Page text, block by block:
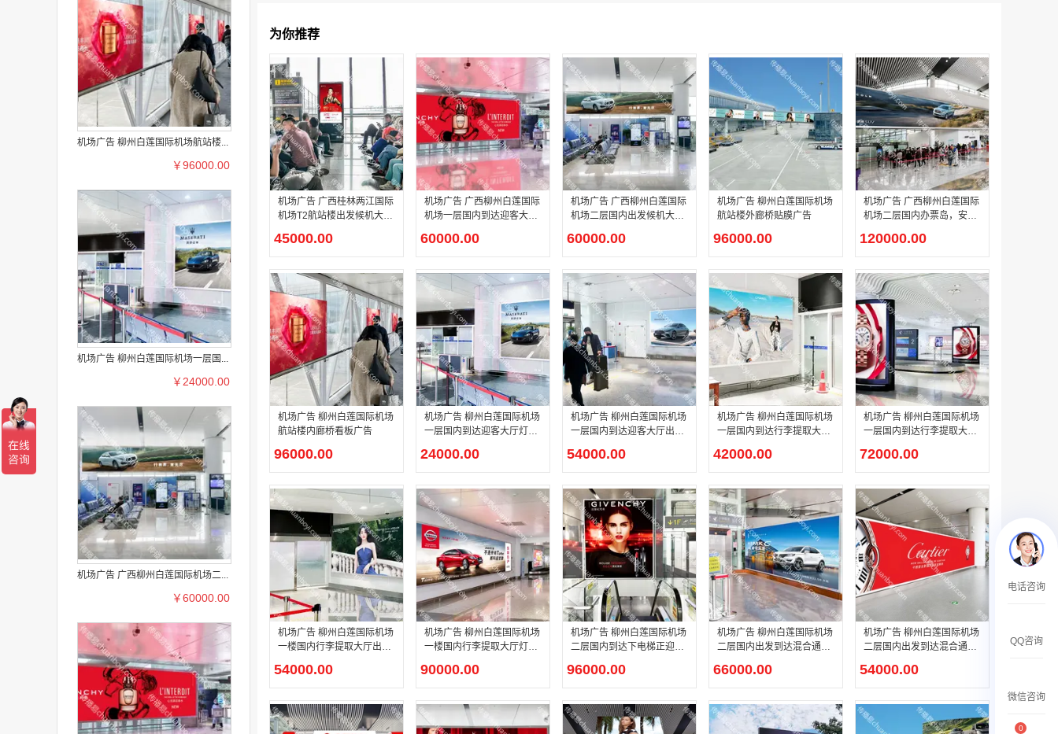
腾讯体育客户端闪屏广告_刊例价3折非赛季（8月9日-9月30日）
￥212.00
成都春熙路银石广场场地广告位
￥308000.00
腾讯视频APP开屏广告_刊例价5折
￥2359500.00
腾讯新闻APP开屏广告_刊例价25折
￥1590000.00
机场广告 柳州白莲国际机场航站楼...
￥96000.00
机场广告 柳州白莲国际机场一层国...
￥24000.00
机场广告 广西柳州白莲国际机场二...
￥60000.00
为你推荐
机场广告 广西桂林两江国际
机场T2航站楼出发候机大厅
45000.00
机场广告 广西柳州白莲国际
机场一层国内到达迎客大厅
60000.00
机场广告 广西柳州白莲国际
机场二层国内出发候机大厅
60000.00
机场广告 柳州白莲国际机场
航站楼外廊桥贴膜广告
96000.00
机场广告 广西柳州白莲国际
机场二层国内办票岛，安检
120000.00
机场广告 柳州白莲国际机场
航站楼内廊桥看板广告
96000.00
机场广告 柳州白莲国际机场
一层国内到达迎客大厅灯箱
24000.00
机场广告 柳州白莲国际机场
一层国内到达迎客大厅出口
54000.00
机场广告 柳州白莲国际机场
一层国内到达行李提取大厅
42000.00
机场广告 柳州白莲国际机场
一层国内到达行李提取大厅
72000.00
机场广告 柳州白莲国际机场
一楼国内行李提取大厅出口
54000.00
机场广告 柳州白莲国际机场
一楼国内行李提取大厅灯箱
90000.00
机场广告 柳州白莲国际机场
二层国内到达下电梯正迎面
96000.00
机场广告 柳州白莲国际机场
二层国内出发到达混合通廊
66000.00
机场广告 柳州白莲国际机场
二层国内出发到达混合通廊
54000.00
电话咨询
QQ咨询
微信咨询
0